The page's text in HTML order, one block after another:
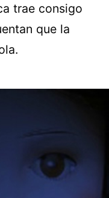
trae consigo
que la